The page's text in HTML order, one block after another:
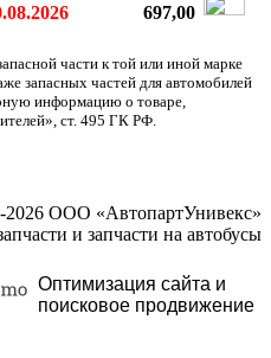
697,00
части к той или иной марке
запасных частей для автомобилей
информацию о товаре,
ст. 495 ГК РФ.
2026 ООО «АвтопартУнивекс»
и запчасти на автобусы
Оптимизация сайта и
поисковое продвижение